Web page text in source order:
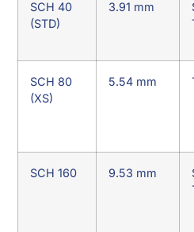
SCH 40
(STD)
3.91 mm
SCH 80
(XS)
5.54 mm
SCH 160 9.53 mm